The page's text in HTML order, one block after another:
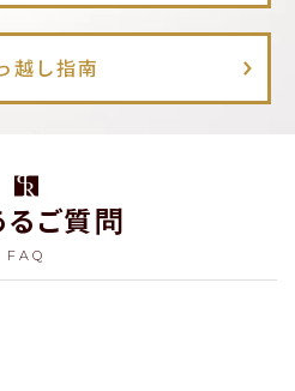
越し指南
るご質問
FAQ